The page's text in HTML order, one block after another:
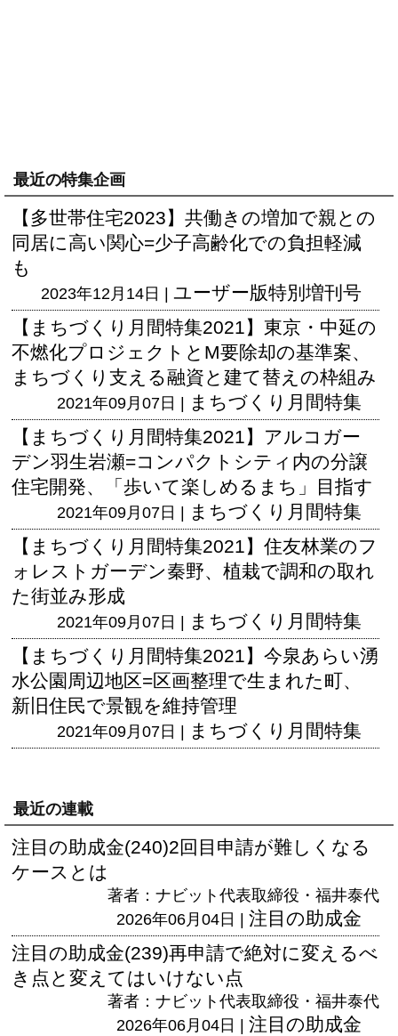
最近の特集企画
【多世帯住宅2023】共働きの増加で親との
同居に高い関心=少子高齢化での負担軽減
も
2023年12月14日 | ユーザー版特別増刊号
【まちづくり月間特集2021】東京・中延の
不燃化プロジェクトとM要除却の基準案、
まちづくり支える融資と建て替えの枠組み
2021年09月07日 |
まちづくり月間特集
【まちづくり月間特集2021】アルコガー
デン羽生岩瀬=コンパクトシティ内の分譲
住宅開発、「歩いて楽しめるまち」目指す
2021年09月07日 |
まちづくり月間特集
【まちづくり月間特集2021】住友林業のフ
ォレストガーデン秦野、植栽で調和の取れ
た街並み形成
2021年09月07日 |
まちづくり月間特集
【まちづくり月間特集2021】今泉あらい湧
水公園周辺地区=区画整理で生まれた町、
新旧住民で景観を維持管理
2021年09月07日 | まちづくり月間特集
最近の連載
注目の助成金(240)2回目申請が難しくなる
ケースとは
著者：ナビット代表取締役・福井泰代
2026年06月04日 | 注目の助成金
注目の助成金(239)再申請で絶対に変えるべ
き点と変えてはいけない点
著者：ナビット代表取締役・福井泰代
2026年06月04日 | 注目の助成金